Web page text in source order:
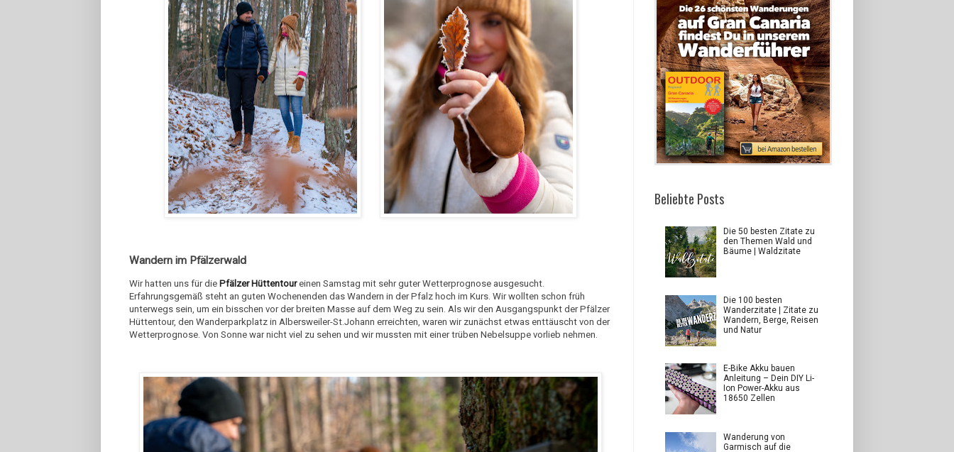
Wandern im Pfälzerwald
Wir hatten uns für die Pfälzer Hüttentoureinen Samstag mit sehr guter Wetterprognose ausgesucht.
Erfahrungsgemäß steht an guten Wochenenden das Wandern in der Pfalz hoch im Kurs. Wir wollten schon früh
unterwegs sein, um ein bisschen vor der breiten Masse auf dem Weg zu sein. Als wir den Ausgangspunkt der Pfälzer
Hüttentour, den Wanderparkplatz in Albersweiler-St.Johann erreichten, waren wir zunächst etwas enttäuscht von der
Wetterprognose. Von Sonne war nicht viel zu sehen und wir mussten mit einer trüben Nebelsuppe vorlieb nehmen.
Beliebte Posts
Die 50 besten Zitate zu
den Themen Wald und
Bäume | Waldzitate
Die 100 besten
Wanderzitate | Zitate zu
Wandern, Berge, Reisen
und Natur
E-Bike Akku bauen
Anleitung – Dein DIY Li-
Ion Power-Akku aus
18650 Zellen
Wanderung von
Garmisch auf die